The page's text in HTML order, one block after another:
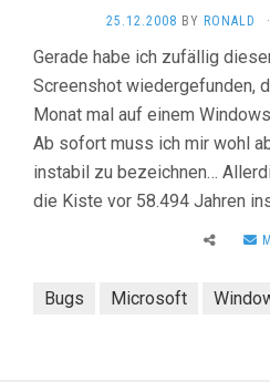
25.12.2008 BY RONALD ·
Gerade habe ich zufällig
Screenshot wiedergefunden,
Monat mal auf einem
Ab sofort muss ich mir wohl
instabil zu bezeichnen…
die Kiste vor 58.494 Jahren
Bugs Microsoft